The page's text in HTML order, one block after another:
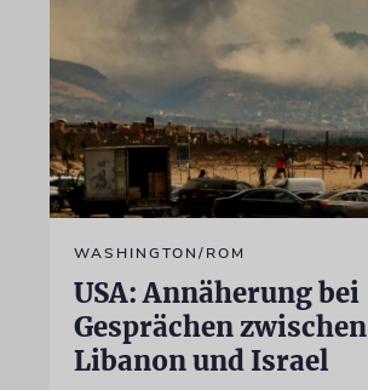
WASHINGTON/ROM
USA: Annäherung bei
Gesprächen zwischen
Libanon und Israel